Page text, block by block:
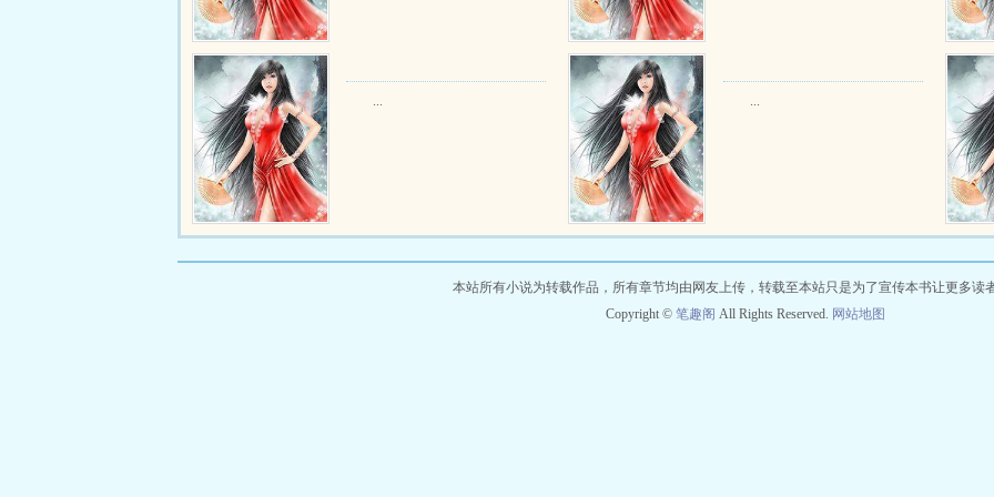
... ...
本站所有小说为转载作品，所有章节均由网友上传，转载至本站只是为了宣传本书让更多读
Copyright © 笔趣阁 All Rights Reserved. 网站地图